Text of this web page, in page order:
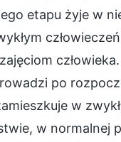
etapu żyje w
po
w
w normalnej